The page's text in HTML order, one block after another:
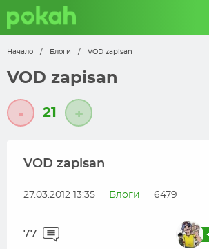
Начало / Блоги / VOD zapisan
VOD zapisan
- 21 +
VOD zapisan
27.03.2012 13:35 Блоги 6479
77